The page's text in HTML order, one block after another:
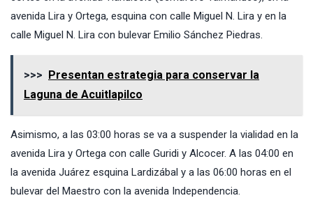
avenida Lira y Ortega, esquina con calle Miguel N. Lira y en la
calle Miguel N. Lira con bulevar Emilio Sánchez Piedras.
>>> Presentan estrategia para conservar la
Laguna de Acuitlapilco
Asimismo, a las 03:00 horas se va a suspender la vialidad en la
avenida Lira y Ortega con calle Guridi y Alcocer. A las 04:00 en
la avenida Juárez esquina Lardizábal y a las 06:00 horas en el
bulevar del Maestro con la avenida Independencia.